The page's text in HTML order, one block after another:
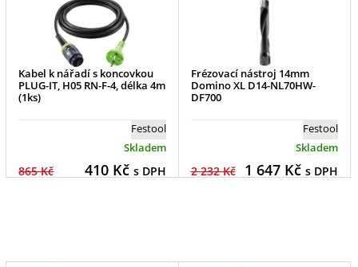
Kabel k nářadí s koncovkou
PLUG-IT, H05 RN-F-4, délka 4m
(1ks)
Festool
Skladem
865 Kč 410Kč s DPH
Frézovací nástroj 14mm
Domino XL D14-NL70HW-
DF700
Festool
Skladem
2 232 Kč 1 647Kč s DPH